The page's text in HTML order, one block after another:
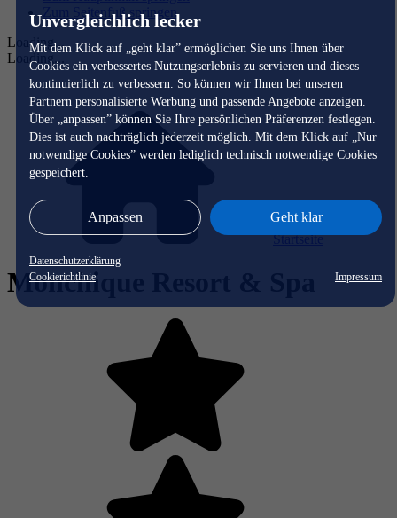
Unvergleichlich lecker
Mit dem Klick auf „geht klar” ermöglichen Sie uns Ihnen über
Cookies ein verbessertes Nutzungserlebnis zu servieren und dieses
kontinuierlich zu verbessern. So können wir Ihnen bei unseren
Partnern personalisierte Werbung und passende Angebote anzeigen.
Über „anpassen” können Sie Ihre persönlichen Präferenzen festlegen.
Dies ist auch nachträglich jederzeit möglich. Mit dem Klick auf „Nur
notwendige Cookies” werden lediglich technisch notwendige Cookies
gespeichert.
Anpassen Geht klar
Datenschutzerklärung
Cookierichtlinie
Impressum
Zum Seitenfuß springen
Loading...
Loading...
Startseite
Monchique Resort & Spa